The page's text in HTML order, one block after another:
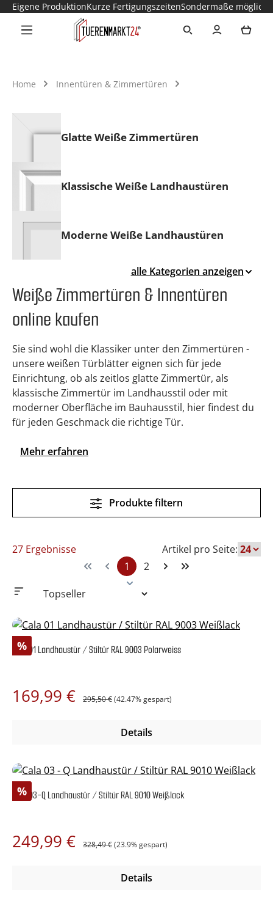
Zum Hauptinhalt springen
Eigene ProduktionKurze FertigungszeitenSondermaße möglich
Home Innentüren & Zimmertüren
Weiße Zimmertüren & Innentüren
online kaufen
Sie sind wohl die Klassiker unter den Zimmertüren -
unsere weißen Türblätter eignen sich für jede
Einrichtung, ob als zeitlos glatte Zimmertür, als
klassische Zimmertür im Landhausstil oder mit
moderner Oberfläche im Bauhausstil, hier findest du
für jeden Geschmack die richtige Tür.
Mehr erfahren
Glatte Weiße Zimmertüren
Klassische Weiße Landhaustüren
Moderne Weiße Landhaustüren
alle Kategorien anzeigen
Produkte filtern
27 Ergebnisse
Artikel pro Seite:
Seite
1 Seite
2
Rabatt
%
Cala 01 Landhaustür / Stiltür RAL 9003 Polarweiss
Verkaufspreis:
169,99 €
295,50 €(42.47% gespart)
Details
Rabatt
%
Cala 03-Q Landhaustür / Stiltür RAL 9010 Weißlack
Verkaufspreis:
249,99 €
328,49 €(23.9% gespart)
Details